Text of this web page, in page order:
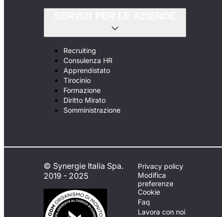
Recruiting
Consulenza HR
Apprendistato
Tirocinio
Formazione
Diritto Mirato
Somministrazione
© Synergie Italia Spa.
2019 - 2025
Privacy policy
Modifica
preferenze
Cookie
Faq
Lavora con noi